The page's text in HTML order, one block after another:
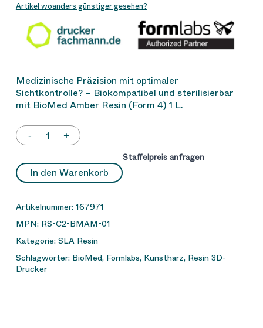
Artikel woanders günstiger gesehen?
Medizinische Präzision mit optimaler
Sichtkontrolle? – Biokompatibel und sterilisierbar
mit BioMed Amber Resin (Form 4) 1 L.
In den Warenkorb
Staffelpreis anfragen
Artikelnummer: 167971
MPN: RS-C2-BMAM-01
Kategorie: SLA Resin
Schlagwörter: BioMed, Formlabs, Kunstharz, Resin 3D-
Drucker